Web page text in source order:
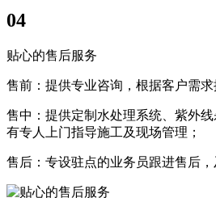
04
贴心的售后服务
售前：提供专业咨询，根据客户需求
售中：提供定制水处理系统、紫外
有专人上门指导施工及现场管理；
售后：专设驻点的业务员跟进售后，